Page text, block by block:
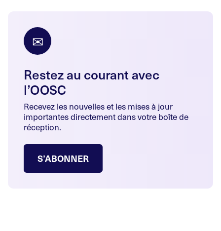
✉
Restez au courant avec
l’OOSC
Recevez les nouvelles et les mises à jour
importantes directement dans votre boîte de
réception.
S’ABONNER